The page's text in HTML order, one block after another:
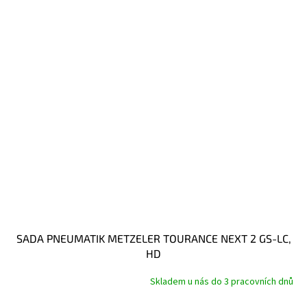
SADA PNEUMATIK METZELER TOURANCE NEXT 2 GS-LC,
HD
Skladem u nás do 3 pracovních dnů